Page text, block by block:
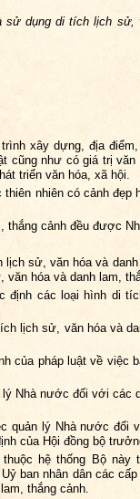
dụng di tích lịch sử,
xây dựng, địa
cũng như có giá trị văn
triển văn hóa, xã hội.
nhiên có cảnh đẹp
thắng cảnh đều được
sử, văn hóa và
hóa và danh lam,
định các loại hình di
lịch sử, văn hóa và
của pháp luật về việc
Nhà nước đối với các
quản lý Nhà nước đối
của Hội đồng bộ
hệ thống Bộ này
ban nhân dân các
thắng cảnh.